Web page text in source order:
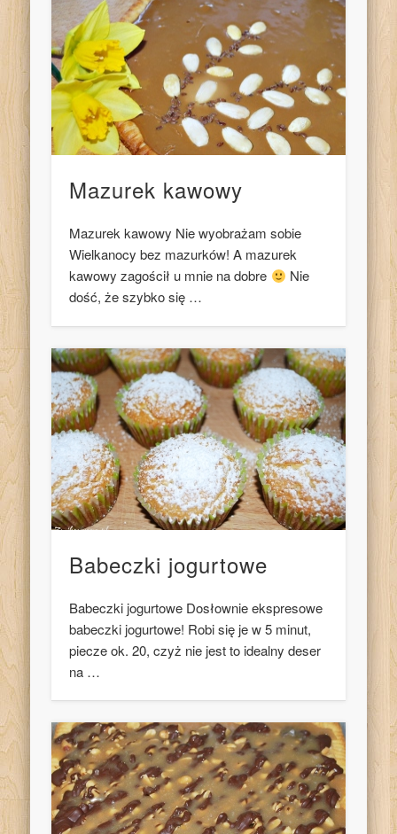
Mazurek kawowy
Mazurek kawowy Nie wyobrażam sobie
Wielkanocy bez mazurków! A mazurek
kawowy zagościł u mnie na dobre
Nie
dość, że szybko się …
Babeczki jogurtowe
Babeczki jogurtowe Dosłownie ekspresowe
babeczki jogurtowe! Robi się je w 5 minut,
piecze ok. 20, czyż nie jest to idealny deser
na …